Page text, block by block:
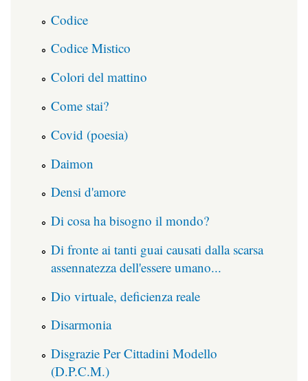
Codice
Codice Mistico
Colori del mattino
Come stai?
Covid (poesia)
Daimon
Densi d'amore
Di cosa ha bisogno il mondo?
Di fronte ai tanti guai causati dalla scarsa
assennatezza dell'essere umano...
Dio virtuale, deficienza reale
Disarmonia
Disgrazie Per Cittadini Modello
(D.P.C.M.)